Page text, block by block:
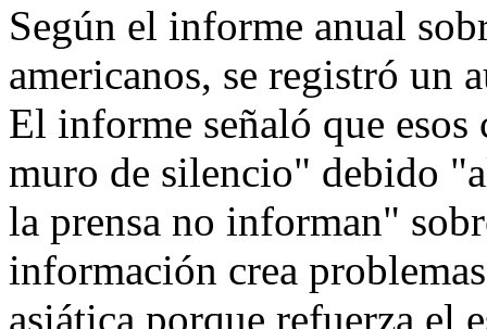
Según el informe anual
americanos, se registró un
El informe señaló que
muro de silencio" debido
la prensa no informan"
información crea
asiática porque refuerza el